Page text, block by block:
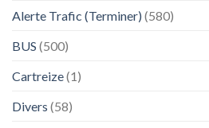
Alerte Trafic (Terminer) (580)
BUS (500)
Cartreize(1)
Divers (58)